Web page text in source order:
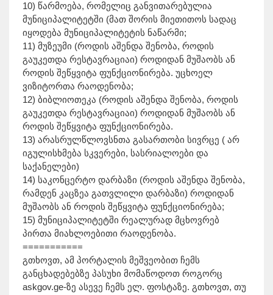
10) წარმოება, რომელიც განვითარებულია
მუნიციპალიტეტში (მათ შორის მიეთითოს სადაც
იყოდება მუნიციპალიტეტის ნაწარმი;
11) მუზეუმი (როდის აშენდა შენობა, როდის
გაუკეთდა რესტავრაციაი) როდიდან მუშაობს ან
როდის შეწყვიტა ფუნქციონირება. უცხოელ
ვიზიტორთა რაოდენობა;
12) ბიბლიოთეკა (როდის აშენდა შენობა, როდის
გაუკეთდა რესტავრაციაი) როდიდან მუშაობს ან
როდის შეწყვიტა ფუნქციონირება.
13) არასრულწლოვსნთა გასართობი სივრცე ( არ
იგულისხმება სკვერები, სასრიალოები და
საქანელები)
14) საკონცერტო დარბაზი (როდის აშენდა შენობა,
რამდენ კაცზეა გათვლილი დარბაზი) როდიდან
მუშაობს ან როდის შეწყვიტა ფუნქციონირება;
15) მუნიციპალიტეტში რეალურად მცხოვრებ
პირთა მიახლოებითი რაოდენობა.
===========
გთხოვთ, ამ პორტალის მეშვეობით ჩემს
განცხადებებზე პასუხი მომაწოდოთ როგორც
askgov.ge-ზე ასევე ჩემს ელ. ფოსტაზე. გთხოვთ, თუ